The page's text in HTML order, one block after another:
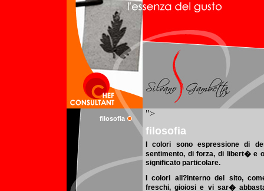
filosofia